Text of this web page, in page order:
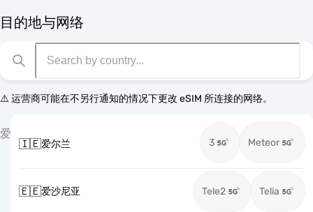
目的地与网络
⚠️ 运营商可能在不另行通知的情况下更改 eSIM 所连接的网络。
爱
🇮🇪爱尔兰 3 Meteor
🇪🇪爱沙尼亚 Tele2 Telia